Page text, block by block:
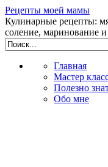
Рецепты моей мамы
Кулинарные рецепты:
соление, маринование
Главная
Мастер
Полезно
Обо мне